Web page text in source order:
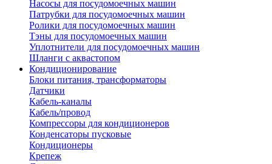
Насосы для посудомоечных машин
Патрубки для посудомоечных машин
Ролики для посудомоечных машин
Тэны для посудомоечных машин
Уплотнители для посудомоечных машин
Шланги с аквастопом
Кондиционирование
Блоки питания, трансформаторы
Датчики
Кабель-каналы
Кабель/провод
Компрессоры для кондиционеров
Конденсаторы пусковые
Кондиционеры
Крепеж